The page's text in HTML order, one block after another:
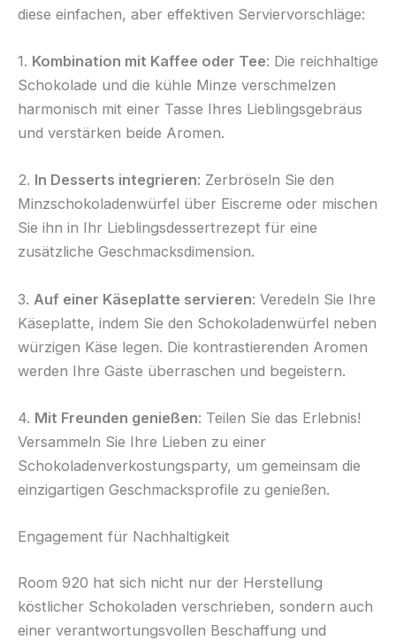
diese einfachen, aber effektiven Serviervorschläge:
1. Kombination mit Kaffee oder Tee: Die reichhaltige
Schokolade und die kühle Minze verschmelzen
harmonisch mit einer Tasse Ihres Lieblingsgebräus
und verstärken beide Aromen.
2. In Desserts integrieren: Zerbröseln Sie den
Minzschokoladenwürfel über Eiscreme oder mischen
Sie ihn in Ihr Lieblingsdessertrezept für eine
zusätzliche Geschmacksdimension.
3. Auf einer Käseplatte servieren: Veredeln Sie Ihre
Käseplatte, indem Sie den Schokoladenwürfel neben
würzigen Käse legen. Die kontrastierenden Aromen
werden Ihre Gäste überraschen und begeistern.
4. Mit Freunden genießen: Teilen Sie das Erlebnis!
Versammeln Sie Ihre Lieben zu einer
Schokoladenverkostungsparty, um gemeinsam die
einzigartigen Geschmacksprofile zu genießen.
Engagement für Nachhaltigkeit
Room 920 hat sich nicht nur der Herstellung
köstlicher Schokoladen verschrieben, sondern auch
einer verantwortungsvollen Beschaffung und